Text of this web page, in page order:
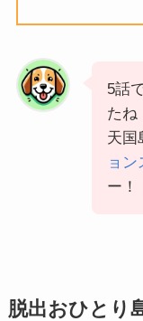
5話
たね
天国
ョン
ー！
脱出おひとり